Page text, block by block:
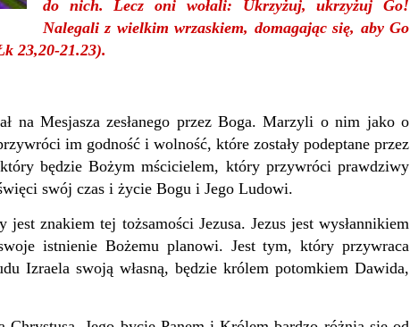
do nich. Lecz oni wołali: Ukrzyżuj, ukrzyżuj Go!
Nalegali z wielkim wrzaskiem, domagając się, aby Go
23,20-21.23).
na Mesjasza zesłanego przez Boga. Marzyli o nim jako o
im godność i wolność, które zostały podeptane przez
będzie Bożym mścicielem, który przywróci prawdziwy
swój czas i życie Bogu i Jego Ludowi.
znakiem tej tożsamości Jezusa. Jezus jest wysłannikiem
istnienie Bożemu planowi. Jest tym, który przywraca
Izraela swoją własną, będzie królem potomkiem Dawida,